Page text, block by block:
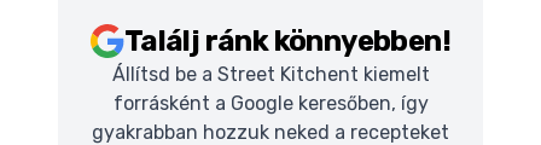
Találj ránk könnyebben!
Állítsd be a Street Kitchent kiemelt
forrásként a Google keresőben, így
gyakrabban hozzuk neked a recepteket